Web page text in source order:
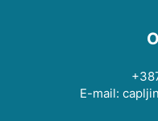
E-mail: